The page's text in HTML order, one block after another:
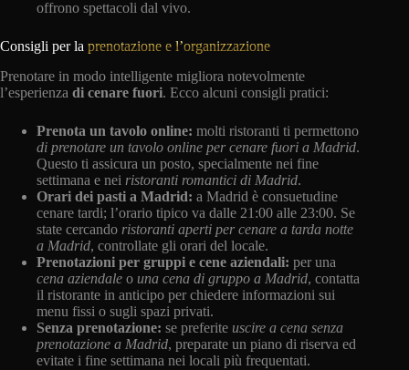
offrono spettacoli dal vivo.
Consigli per la prenotazione e l’organizzazione
Prenotare in modo intelligente migliora notevolmente
l’esperienza di cenare fuori. Ecco alcuni consigli pratici:
Prenota un tavolo online: molti ristoranti ti permettono
di prenotare un tavolo online per cenare fuori a Madrid.
Questo ti assicura un posto, specialmente nei fine
settimana e nei ristoranti romantici di Madrid.
Orari dei pasti a Madrid: a Madrid è consuetudine
cenare tardi; l’orario tipico va dalle 21:00 alle 23:00. Se
state cercando ristoranti aperti per cenare a tarda notte
a Madrid, controllate gli orari del locale.
Prenotazioni per gruppi e cene aziendali: per una
cena aziendale o una cena di gruppo a Madrid, contatta
il ristorante in anticipo per chiedere informazioni sui
menu fissi o sugli spazi privati.
Senza prenotazione: se preferite uscire a cena senza
prenotazione a Madrid, preparate un piano di riserva ed
evitate i fine settimana nei locali più frequentati.